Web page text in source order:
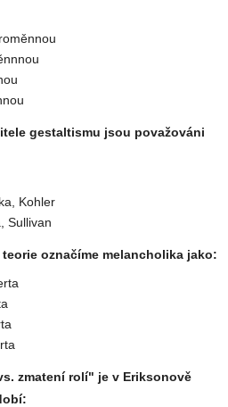
gestaltismu jsou považováni
Kohler
Sullivan
označíme melancholika jako:
zmatení rolí" je v Eriksonově